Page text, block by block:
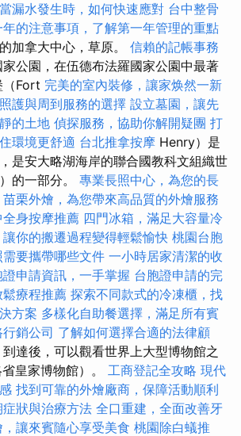
漏水發生時，如何快速應對 台中整骨
年的注意事項，了解第一年管理的重點
加拿大中心，草原。 信賴的記帳事務
公園，在伍德布法羅國家公園中最著
（Fort 完美的室內裝修，讓家焕然一新
護與周到服務的選擇 設立墓園，讓先
的土地 偵探服務，協助你解開疑團 打
環境更舒適 台北推拿按摩 Henry）是
是安大略湖海岸的聯合國教科文組織世
的一部分。 專業長照中心，為您的長
苗栗外燴，為您帶來高品質的外燴服務
全身按摩推薦 四門冰箱，滿足大容量冷
你的搬遷過程變得輕鬆愉快 桃園台胞
要攜帶哪些文件 一小時居家清潔的收
申請資訊，一手掌握 台胞證申請的完
療程推薦 探索不同款式的冷凍櫃，找
方案 多樣化自助餐選擇，滿足所有賓
銷公司 了解如何選擇合適的法律顧
到達後，可以觀看世界上大型博物館之
皇家博物館）。 工商登記全攻略 現代
找到可靠的外燴廠商，保障活動順利
狀與治療方法 全口重建，全面改善牙
，讓來賓隨心享受美食 桃園除白蟻推